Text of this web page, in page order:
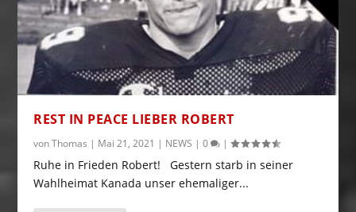
REST IN PEACE LIEBER ROBERT
vonThomas | Mai 21, 2021 | NEWS |0 |
Ruhe in Frieden Robert! Gestern starb in seiner
Wahlheimat Kanada unser ehemaliger...